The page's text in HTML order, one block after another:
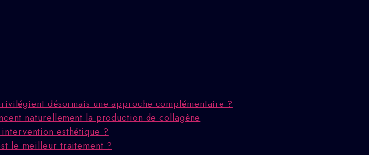
désormais une approche complémentaire ?
naturellement la production de collagène
esthétique ?
le meilleur traitement ?